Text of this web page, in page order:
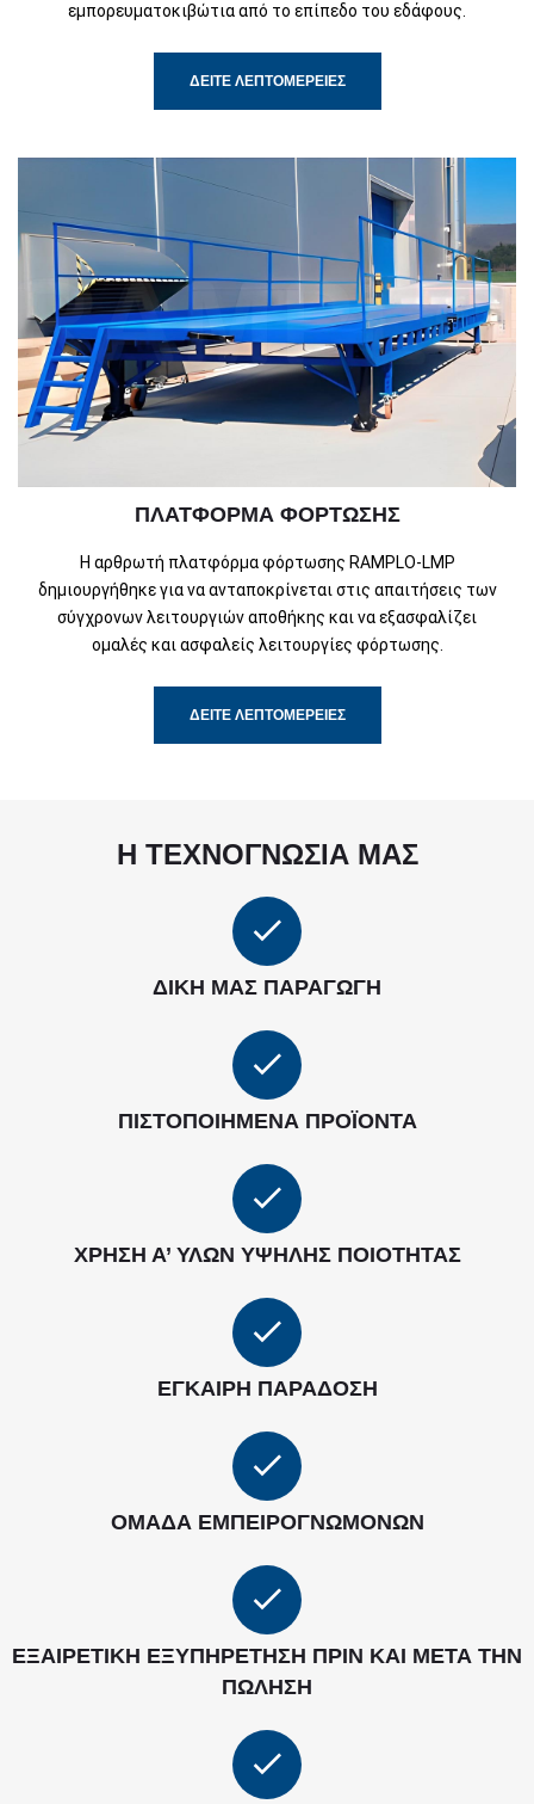
εμπορευματοκιβώτια από το επίπεδο του εδάφους.
ΔΕΊΤΕ ΛΕΠΤΟΜΈΡΕΙΕΣ
ΠΛΑΤΦΌΡΜΑ ΦΌΡΤΩΣΗΣ
Η αρθρωτή πλατφόρμα φόρτωσης RAMPLO-LMP
δημιουργήθηκε για να ανταποκρίνεται στις απαιτήσεις των
σύγχρονων λειτουργιών αποθήκης και να εξασφαλίζει
ομαλές και ασφαλείς λειτουργίες φόρτωσης.
ΔΕΊΤΕ ΛΕΠΤΟΜΈΡΕΙΕΣ
Η ΤΕΧΝΟΓΝΩΣΙΑ ΜΑΣ
ΔΙΚΉ ΜΑΣ ΠΑΡΑΓΩΓΉ
ΠΙΣΤΟΠΟΙΗΜΈΝΑ ΠΡΟΪΌΝΤΑ
ΧΡΉΣΗ Α’ ΥΛΏΝ ΥΨΗΛΉΣ ΠΟΙΌΤΗΤΑΣ
ΈΓΚΑΙΡΗ ΠΑΡΆΔΟΣΗ
ΟΜΆΔΑ ΕΜΠΕΙΡΟΓΝΩΜΌΝΩΝ
ΕΞΑΙΡΕΤΙΚΉ ΕΞΥΠΗΡΈΤΗΣΗ ΠΡΙΝ ΚΑΙ ΜΕΤΆ ΤΗΝ
ΠΏΛΗΣΗ